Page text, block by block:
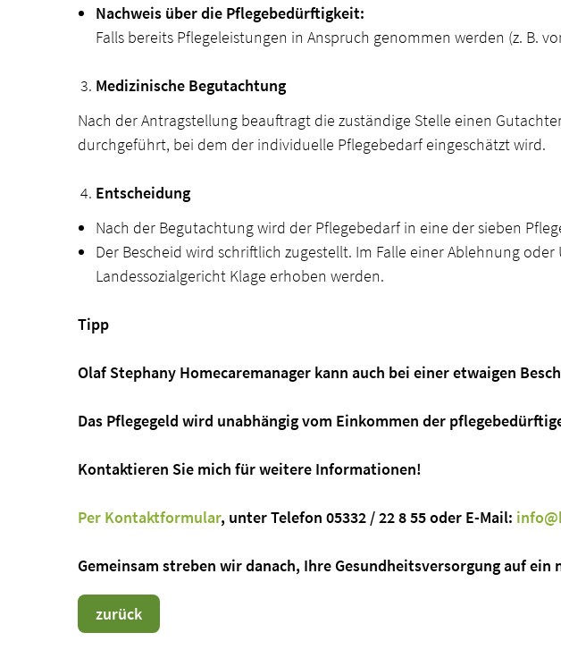
Nachweis über die Pflegebedürftigkeit:
Falls bereits Pflegeleistungen in Anspruch genommen werden (z. B.
Medizinische Begutachtung
Nach der Antragstellung beauftragt die zuständige Stelle einen
durchgeführt, bei dem der individuelle Pflegebedarf eingeschätzt wird.
Entscheidung
Nach der Begutachtung wird der Pflegebedarf in eine der sieben
Der Bescheid wird schriftlich zugestellt. Im Falle einer Ablehnung
Landessozialgericht Klage erhoben werden.
Tipp
Olaf Stephany Homecaremanager kann auch bei einer etwaigen
Das Pflegegeld wird unabhängig vom Einkommen der
Kontaktieren Sie mich für weitere Informationen!
Per Kontaktformular, unter Telefon 05332 / 22 8 55 oder E-Mail:
Gemeinsam streben wir danach, Ihre Gesundheitsversorgung auf
zurück